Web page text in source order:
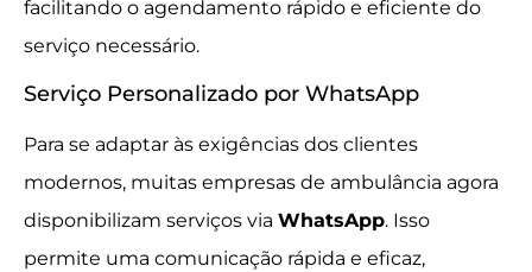
facilitando o agendamento rápido e eficiente do
serviço necessário.
Serviço Personalizado por WhatsApp
Para se adaptar às exigências dos clientes
modernos, muitas empresas de ambulância agora
disponibilizam serviços via WhatsApp. Isso
permite uma comunicação rápida e eficaz,